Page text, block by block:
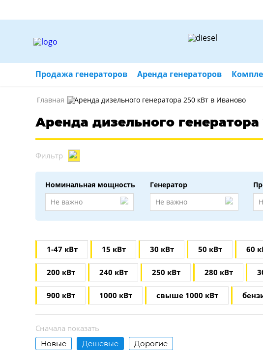
Продажа генераторов Аренда генераторов
Главная Аренда дизельного генератора 250 кВт в Иваново
Аренда дизельного
Фильтр
Номинальная мощность
Не важно
Генератор
Не важно
1-47 кВт 15 кВт 30 кВт 50 кВт 60
200 кВт 240 кВт 250 кВт 280 кВт
900 кВт 1000 кВт свыше 1000 кВт
Сначала показать
Новые Дешевые Дорогие